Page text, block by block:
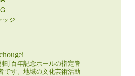
ッジ
町百年記念ホールの指定管
です。地域の文化芸術活動